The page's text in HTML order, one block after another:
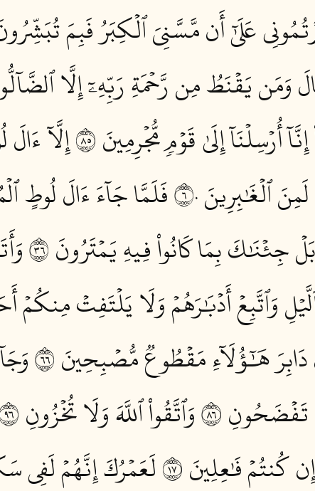
عَلَىٰٓ أَن مَّسَّنِيَ ٱلۡكِبَرُ فَبِمَ تُبَشِّرُونَ
وَمَن يَقۡنَطُ مِن رَّحۡمَةِ رَبِّهِۦٓ إِلَّا
إِنَّآ أُرۡسِلۡنَآ إِلَىٰ قَوۡمٖ مُّجۡرِمِينَ ٥٨ إِلَّآ ءَالَ
ٱلۡغَٰبِرِينَ ٦٠
فَلَمَّا جَآءَ ءَالَ لُوطٍ
جِئۡنَٰكَ بِمَا كَانُواْ فِيهِ يَمۡتَرُونَ ٦٣
وَٱتَّبِعۡ أَدۡبَٰرَهُمۡ وَلَا يَلۡتَفِتۡ مِنكُمۡ
دَابِرَ هَٰٓؤُلَآءِ مَقۡطُوعٞ مُّصۡبِحِينَ ٦٦
٦٨
وَٱتَّقُواْ ٱللَّهَ وَلَا تُخۡزُونِ ٦٩
كُنتُمۡ فَٰعِلِينَ ٧١
لَعَمۡرُكَ إِنَّهُمۡ لَفِي